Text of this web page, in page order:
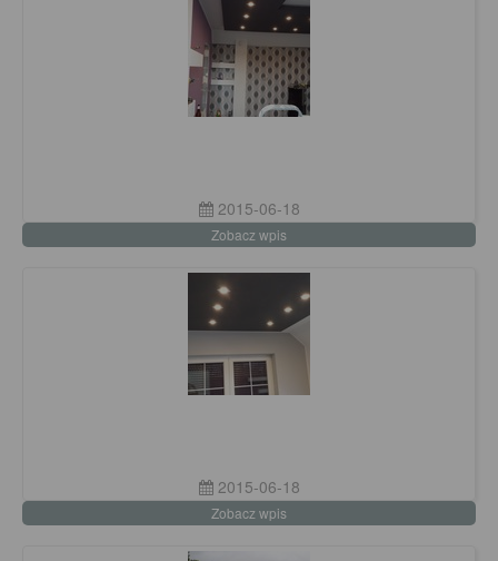
2015-06-18
Zobacz wpis
2015-06-18
Zobacz wpis